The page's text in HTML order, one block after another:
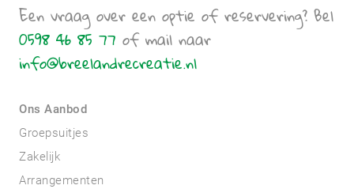
Een vraag over een optie of reservering? Bel
0598 46 85 77 of mail naar
info@breelandrecreatie.nl
Ons Aanbod
Groepsuitjes
Zakelijk
Arrangementen